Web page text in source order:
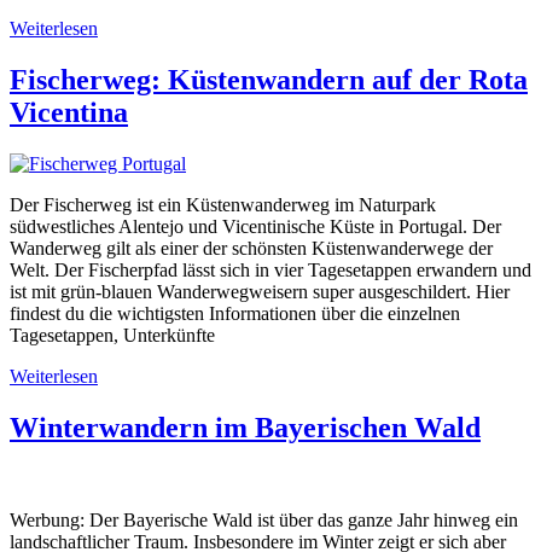
Weiterlesen
Fischerweg: Küstenwandern auf der Rota
Vicentina
Der Fischerweg ist ein Küstenwanderweg im Naturpark
südwestliches Alentejo und Vicentinische Küste in Portugal. Der
Wanderweg gilt als einer der schönsten Küstenwanderwege der
Welt. Der Fischerpfad lässt sich in vier Tagesetappen erwandern und
ist mit grün-blauen Wanderwegweisern super ausgeschildert. Hier
findest du die wichtigsten Informationen über die einzelnen
Tagesetappen, Unterkünfte
Weiterlesen
Winterwandern im Bayerischen Wald
Werbung: Der Bayerische Wald ist über das ganze Jahr hinweg ein
landschaftlicher Traum. Insbesondere im Winter zeigt er sich aber